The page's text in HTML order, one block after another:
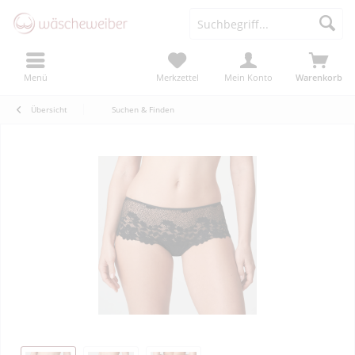
Menü Warenkorb
Merkzettel Mein Konto
Übersicht Suchen & Finden